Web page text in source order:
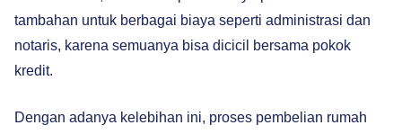
tambahan untuk berbagai biaya seperti administrasi dan
notaris, karena semuanya bisa dicicil bersama pokok
kredit.
Dengan adanya kelebihan ini, proses pembelian rumah